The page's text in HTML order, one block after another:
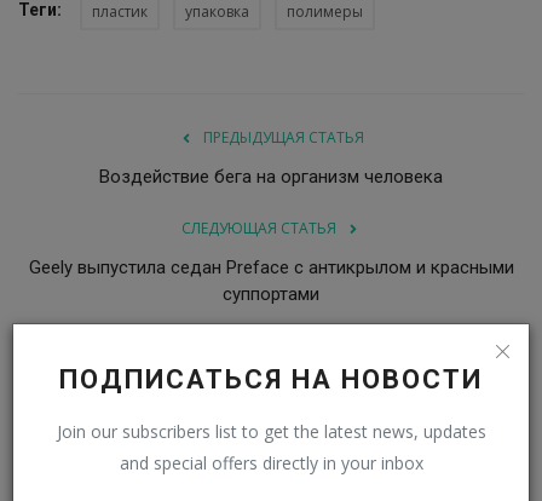
ПОДПИСАТЬСЯ НА НОВОСТИ
Join our subscribers list to get the latest news, updates
and special offers directly in your inbox
Теги: пластик упаковка полимеры
ПРЕДЫДУЩАЯ СТАТЬЯ
Воздействие бега на организм человека
СЛЕДУЮЩАЯ СТАТЬЯ
Geely выпустила седан Preface с антикрылом и красными
суппортами